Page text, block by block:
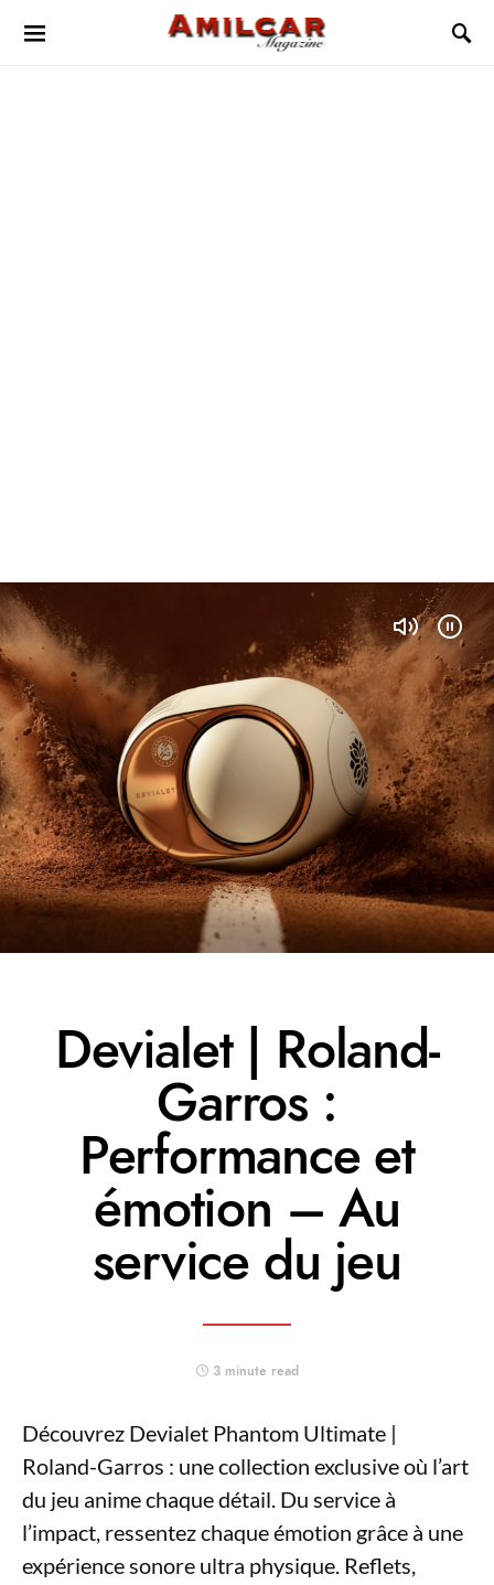
Devialet | Roland-
Garros :
Performance et
émotion – Au
service du jeu
3 minute read
Découvrez Devialet Phantom Ultimate |
Roland-Garros : une collection exclusive où l’art
du jeu anime chaque détail. Du service à
l’impact, ressentez chaque émotion grâce à une
expérience sonore ultra physique. Reflets,